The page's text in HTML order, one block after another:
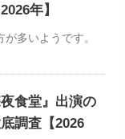
年】
が多いようです。
食堂』出演の
調査【2026